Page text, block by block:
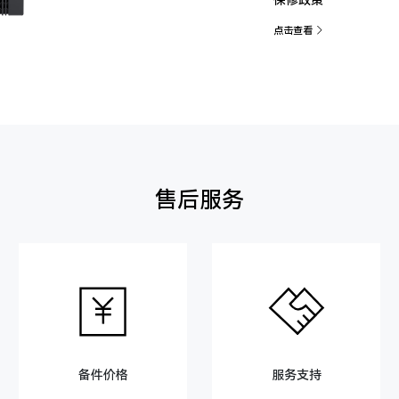
点击查看
售后服务
备件价格 服务支持